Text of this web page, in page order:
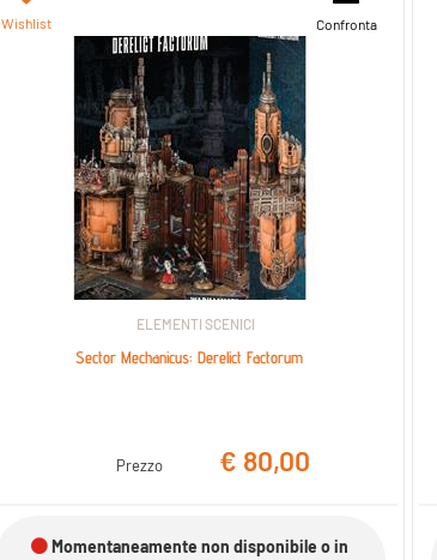
Wishlist Confronta
ELEMENTI SCENICI
Sector Mechanicus: Derelict Factorum
Prezzo € 80,00
Momentaneamente non disponibile o in